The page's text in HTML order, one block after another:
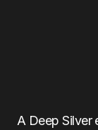
A Deep Silver